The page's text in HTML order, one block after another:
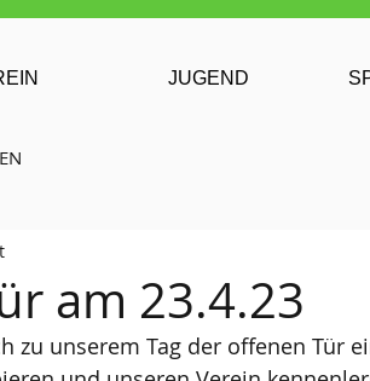
JUGEND
am 23.4.23
zu unserem Tag der offenen Tür